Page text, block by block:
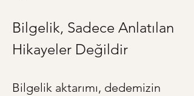
Bilgelik, Sadece Anlatılan
Hikayeler Değildir
Bilgelik aktarımı, dedemizin